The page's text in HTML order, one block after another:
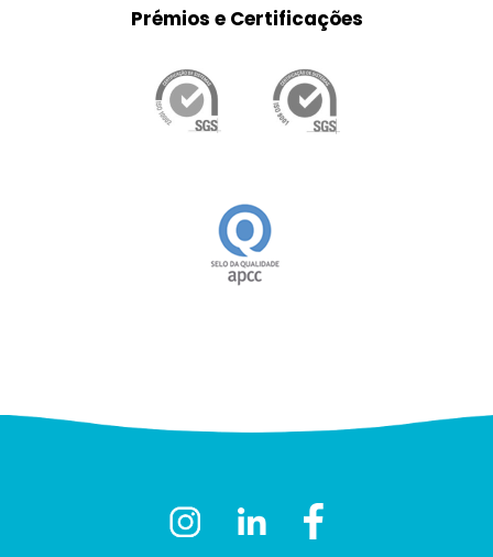
Prémios e Certificações